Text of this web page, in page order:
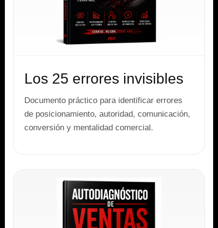
Los 25 errores invisibles
Documento práctico para identificar errores
de posicionamiento, autoridad, comunicación,
conversión y mentalidad comercial.